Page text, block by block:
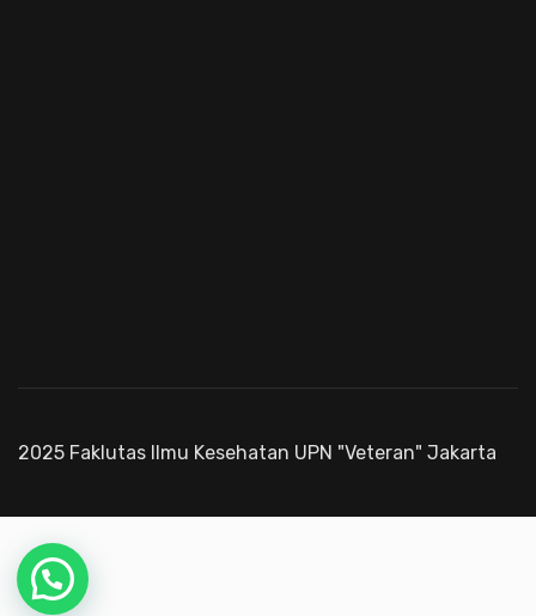
2025 Faklutas Ilmu Kesehatan UPN "Veteran" Jakarta